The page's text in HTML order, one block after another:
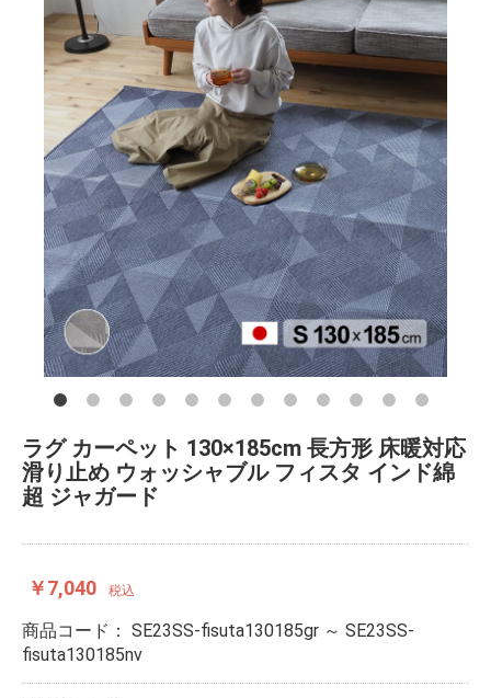
ラグ カーペット 130×185cm 長方形 床暖対応
滑り止め ウォッシャブル フィスタ インド綿
超 ジャガード
￥7,040 税込
商品コード： SE23SS-fisuta130185gr ～ SE23SS-
fisuta130185nv